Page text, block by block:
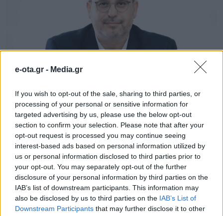
e-ota.gr - Media.gr
If you wish to opt-out of the sale, sharing to third parties, or
processing of your personal or sensitive information for
targeted advertising by us, please use the below opt-out
section to confirm your selection. Please note that after your
opt-out request is processed you may continue seeing
interest-based ads based on personal information utilized by
us or personal information disclosed to third parties prior to
your opt-out. You may separately opt-out of the further
disclosure of your personal information by third parties on the
IAB’s list of downstream participants. This information may
also be disclosed by us to third parties on the IAB’s List of
Downstream Participants that may further disclose it to other
Έχει αναλάβει θέσεις ευθύνης στη
διοίκηση επιχειρήσεων και οργανισμών,
όπου περιλαμβάνεται:Πρόεδρος του Δ.Σ.
της Συνεταιριστικής Τράπεζας Έβρου (2017-
2019), Πρόεδρος και Διευθύνων Σύμβουλος
του Οργανισμού Λιμένα Αλεξανδρούπολης